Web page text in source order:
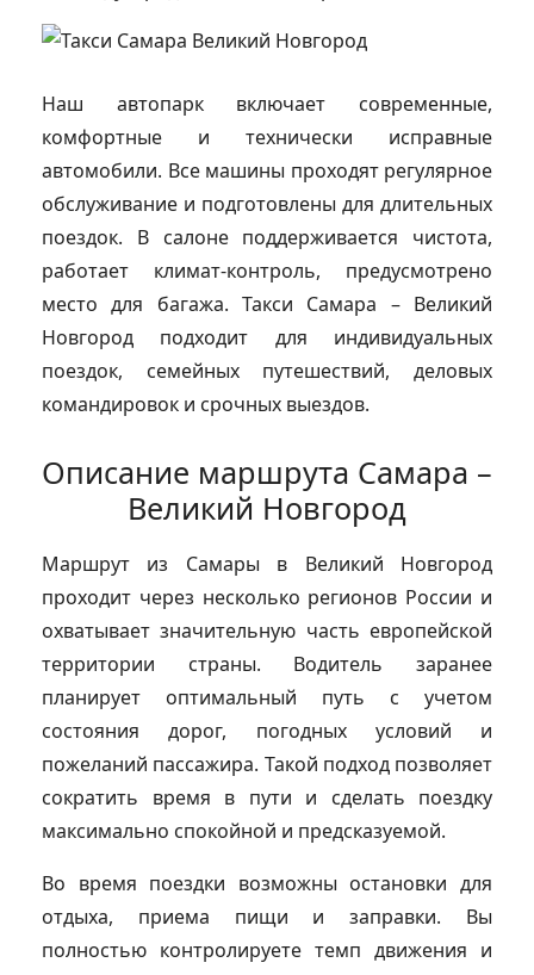
Наш автопарк включает современные,
комфортные и технически исправные
автомобили. Все машины проходят регулярное
обслуживание и подготовлены для длительных
поездок. В салоне поддерживается чистота,
работает климат-контроль, предусмотрено
место для багажа. Такси Самара – Великий
Новгород подходит для индивидуальных
поездок, семейных путешествий, деловых
командировок и срочных выездов.
Описание маршрута Самара –
Великий Новгород
Маршрут из Самары в Великий Новгород
проходит через несколько регионов России и
охватывает значительную часть европейской
территории страны. Водитель заранее
планирует оптимальный путь с учетом
состояния дорог, погодных условий и
пожеланий пассажира. Такой подход позволяет
сократить время в пути и сделать поездку
максимально спокойной и предсказуемой.
Во время поездки возможны остановки для
отдыха, приема пищи и заправки. Вы
полностью контролируете темп движения и